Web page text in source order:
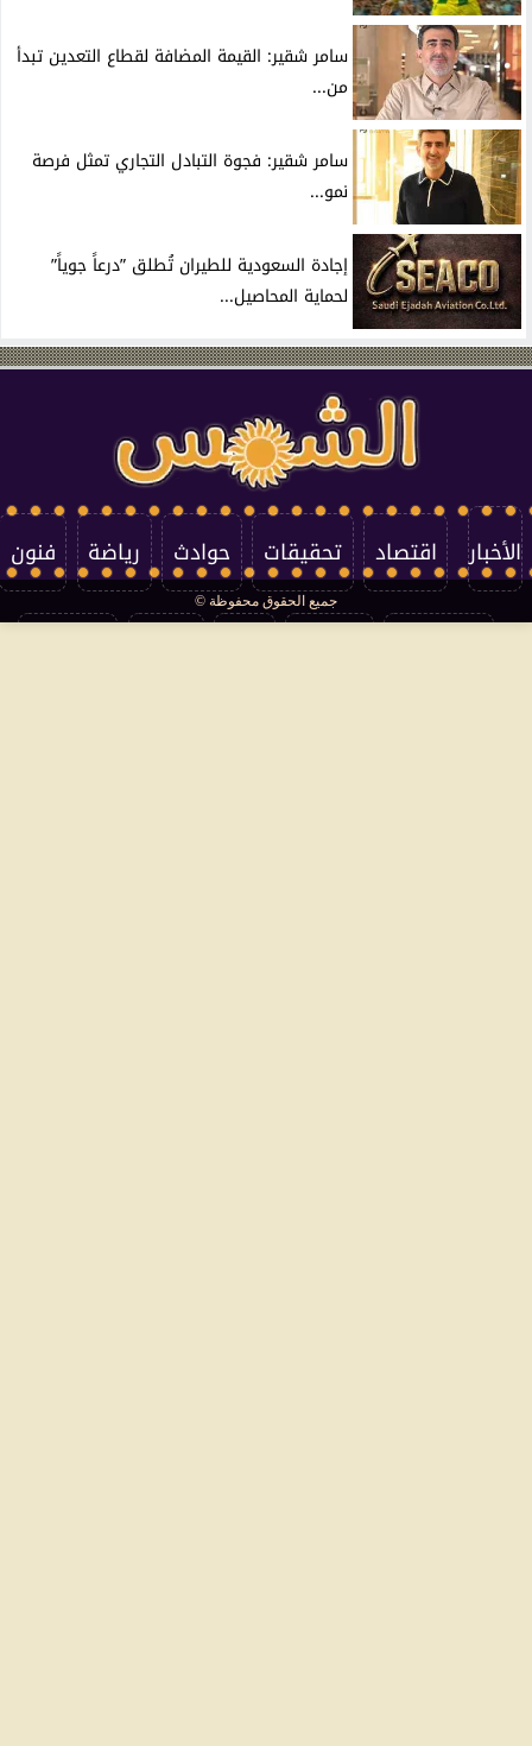
سامر شقير: القيمة المضافة لقطاع التعدين تبدأ
من...
سامر شقير: فجوة التبادل التجاري تمثل فرصة
نمو...
إجادة السعودية للطيران تُطلق ”درعاً جوياً”
لحماية المحاصيل...
الأخبار اقتصاد تحقيقات حوادث رياضة فنون
جميع الحقوق محفوظة ©